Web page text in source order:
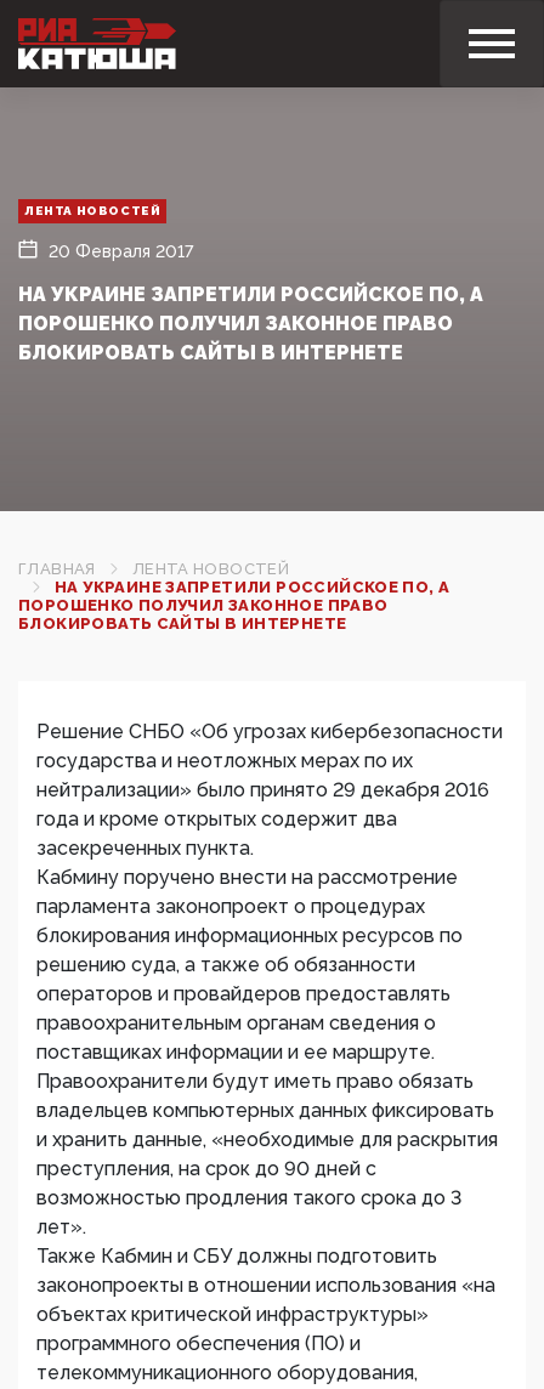
ЛЕНТА НОВОСТЕЙ
20 Февраля 2017
НА УКРАИНЕ ЗАПРЕТИЛИ РОССИЙСКОЕ ПО, А
ПОРОШЕНКО ПОЛУЧИЛ ЗАКОННОЕ ПРАВО
БЛОКИРОВАТЬ САЙТЫ В ИНТЕРНЕТЕ
ГЛАВНАЯ
ЛЕНТА НОВОСТЕЙ
НА УКРАИНЕ ЗАПРЕТИЛИ РОССИЙСКОЕ ПО, А
ПОРОШЕНКО ПОЛУЧИЛ ЗАКОННОЕ ПРАВО
БЛОКИРОВАТЬ САЙТЫ В ИНТЕРНЕТЕ
Решение СНБО «Об угрозах кибербезопасности
государства и неотложных мерах по их
нейтрализации» было принято 29 декабря 2016
года и кроме открытых содержит два
засекреченных пункта.
Кабмину поручено внести на рассмотрение
парламента законопроект о процедурах
блокирования информационных ресурсов по
решению суда, а также об обязанности
операторов и провайдеров предоставлять
правоохранительным органам сведения о
поставщиках информации и ее маршруте.
Правоохранители будут иметь право обязать
владельцев компьютерных данных фиксировать
и хранить данные, «необходимые для раскрытия
преступления, на срок до 90 дней с
возможностью продления такого срока до 3
лет».
Также Кабмин и СБУ должны подготовить
законопроекты в отношении использования «на
объектах критической инфраструктуры»
программного обеспечения (ПО) и
телекоммуникационного оборудования,